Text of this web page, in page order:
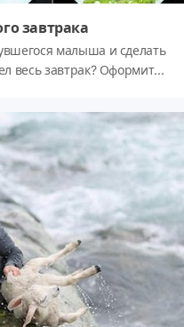
завтрака
малыша и сделать
весь завтрак? Оформите
детского завтрака